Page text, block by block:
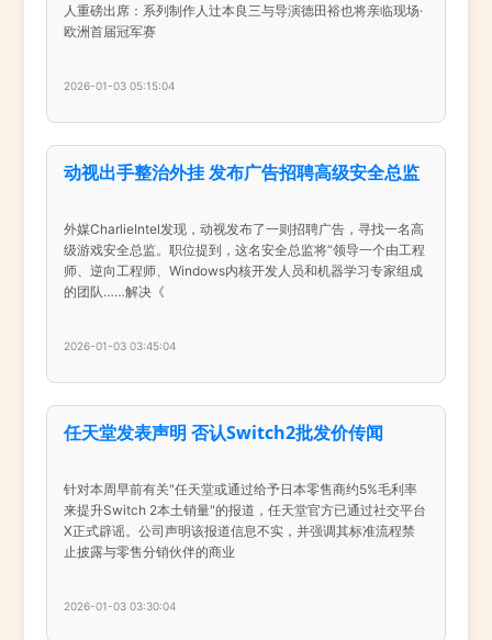
人重磅出席：系列制作人辻本良三与导演德田裕也将亲临现场·
欧洲首届冠军赛
2026-01-03 05:15:04
动视出手整治外挂 发布广告招聘高级安全总监
外媒CharlieIntel发现，动视发布了一则招聘广告，寻找一名高
级游戏安全总监。职位提到，这名安全总监将“领导一个由工程
师、逆向工程师、Windows内核开发人员和机器学习专家组成
的团队……解决《
2026-01-03 03:45:04
任天堂发表声明 否认Switch2批发价传闻
针对本周早前有关"任天堂或通过给予日本零售商约5%毛利率
来提升Switch 2本土销量"的报道，任天堂官方已通过社交平台
X正式辟谣。公司声明该报道信息不实，并强调其标准流程禁
止披露与零售分销伙伴的商业
2026-01-03 03:30:04